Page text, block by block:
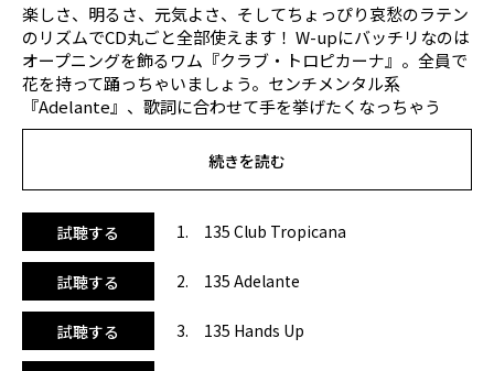
楽しさ、明るさ、元気よさ、そしてちょっぴり哀愁のラテン
のリズムでCD丸ごと全部使えます！ W-upにバッチリなのは
オープニングを飾るワム『クラブ・トロピカーナ』。全員で
花を持って踊っちゃいましょう。センチメンタル系
『Adelante』、歌詞に合わせて手を挙げたくなっちゃう
『ハンズ・アップ』。開始直後から一気にのりのりモードに
突入っ! ハッピー南米系にアレンジされた『君の瞳に恋して
る』、お祭りみたいな『El Baile Del Perrito』、弾むような
ビート『The Rigga-Ding-Dong-Song』等々、レッスン序盤
で既にテンションは最高潮に！ ラブラブ夕暮れモードの8曲
目『サマー・ナイツ』で少し落着きを取戻し、『Yepa Yepa!
』『Bailar』のギターとパーカッションの掛合いでまたまた
サンバの世界へ！ 13曲目からラストにかけては「これぞラ
テン! 」っていう曲で最後まで突っ走ります。BPM135均一で
使いやすさ○。ステップ、ローインパクト、ピッチ調整でア
クア、筋コン、シニアにも。なにしろ聴いているだけでエネ
続きを読む
試聴する 1. 135 Club Tropicana
試聴する 2. 135 Adelante
試聴する 3. 135 Hands Up